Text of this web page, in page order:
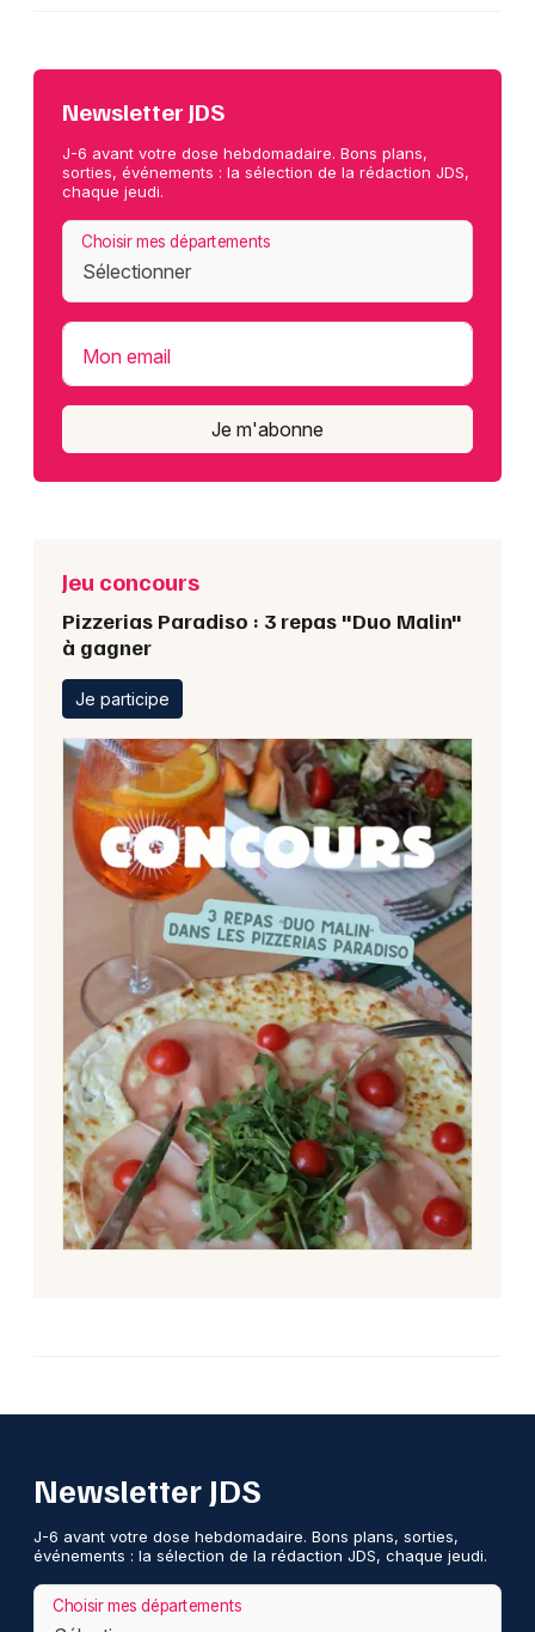
Newsletter JDS
J-6 avant votre dose hebdomadaire. Bons plans,
sorties, événements : la sélection de la rédaction JDS,
chaque jeudi.
Choisir mes départements
Mon email
Je m'abonne
Jeu concours
Pizzerias Paradiso : 3 repas "Duo Malin"
à gagner
Je participe
Newsletter JDS
J-6 avant votre dose hebdomadaire. Bons plans, sorties,
événements : la sélection de la rédaction JDS, chaque jeudi.
Choisir mes départements